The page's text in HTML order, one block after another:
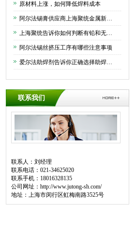
原材料上涨，如何降低焊料成本
阿尔法锡膏供应商上海聚统金属新材料有限公司为大家介绍下如何正确保存锡膏
上海聚统告诉你如何判断有铅和无铅锡条
阿尔法锡丝挤压工序有哪些注意事项
爱尔法助焊剂告诉你正确选择助焊剂的方法
联系我们
联系人：刘经理
联系电话：021-34625020
联系手机：18016328135
公司网址： http://www.jutong-sh.com/
地址：上海市闵行区虹梅南路3525号